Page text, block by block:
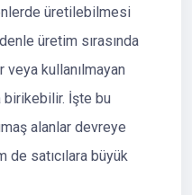
üretilebilmesi
üretim sırasında
veya kullanılmayan
İşte bu
alanlar devreye
satıcılara büyük